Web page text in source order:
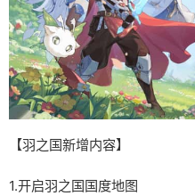
【羽之国新增内容】
1.开启羽之国国度地图